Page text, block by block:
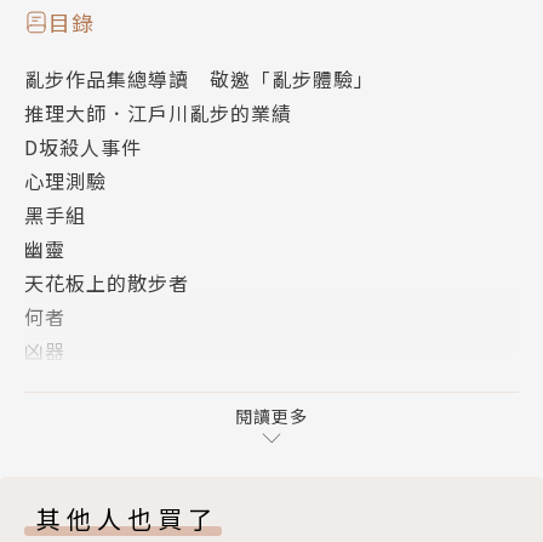
企業家平田憎惡且恐懼的男人死了。當他以為自己可以
寫著男人化作怨靈亦要纏住他的瘋狂恨意。自此，那人
猙獰臉孔便如鬼魂，一再出現在平田周遭……
〈天花板上的散步者〉
唯一讓鄉田三郎興奮的事就是犯罪。他將淺草當成遊樂
園，扮成女人挑逗男人、佯裝扒手跟蹤富人、或在陰暗
街頭寫下詭譎暗號，但這種程度的犯罪很快讓他失去興
致，直到某日，他在公寓天花板上找到嶄新樂趣。他日
日如偷腥的貓，潛進天花板上展開散步，偷窺住戶面具
著覺）
目錄
亂步作品集總導讀 敬邀「亂步體驗」
推理大師．江戶川亂步的業績
D坂殺人事件
心理測驗
黑手組
幽靈
天花板上的散步者
何者
凶器
從高級遊民到青年紳士──論明智小五郎
閱讀更多
其他人也買了